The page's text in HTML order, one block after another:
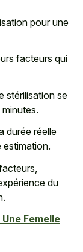
pour une
facteurs qui
stérilisation se
durée réelle
estimation.
du
Femelle